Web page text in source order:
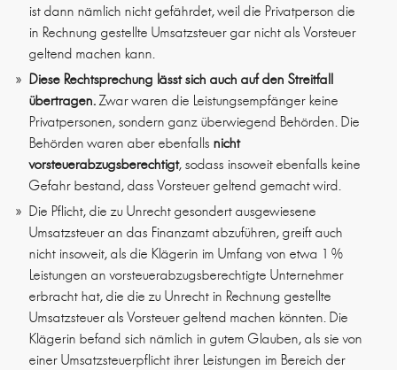
ist dann nämlich nicht gefährdet, weil die Privatperson die
in Rechnung gestellte Umsatzsteuer gar nicht als Vorsteuer
geltend machen kann.
Diese Rechtsprechung lässt sich auch auf den Streitfall
übertragen.Zwar waren die Leistungsempfänger keine
Privatpersonen, sondern ganz überwiegend Behörden. Die
Behörden waren aber ebenfallsnicht
vorsteuerabzugsberechtigt, sodass insoweit ebenfalls keine
Gefahr bestand, dass Vorsteuer geltend gemacht wird.
Die Pflicht, die zu Unrecht gesondert ausgewiesene
Umsatzsteuer an das Finanzamt abzuführen, greift auch
nicht insoweit, als die Klägerin im Umfang von etwa 1 %
Leistungen an vorsteuerabzugsberechtigte Unternehmer
erbracht hat, die die zu Unrecht in Rechnung gestellte
Umsatzsteuer als Vorsteuer geltend machen könnten. Die
Klägerin befand sich nämlich in gutem Glauben, als sie von
einer Umsatzsteuerpflicht ihrer Leistungen im Bereich der